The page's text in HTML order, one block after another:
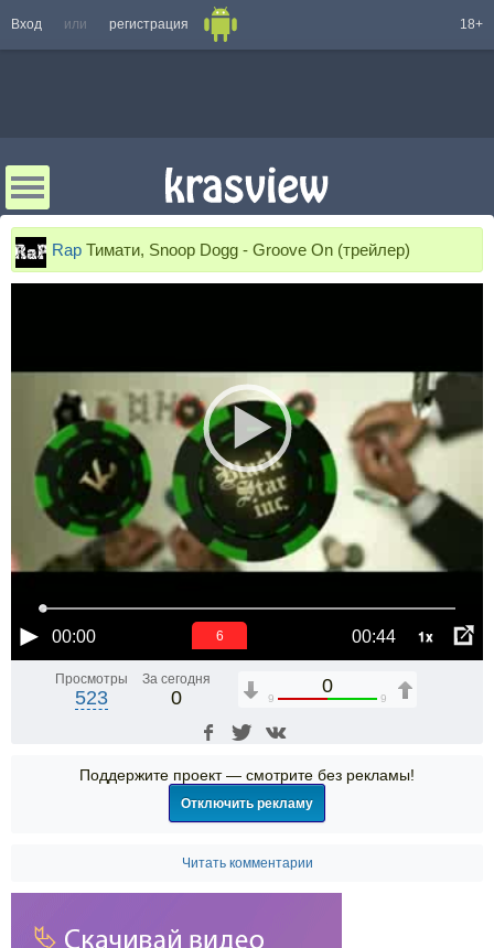
Вход или регистрация 18+
Rap Тимати, Snoop Dogg - Groove On (трейлер)
00:00 00:44 1x
6
Просмотры
523
За сегодня
0
0
9 9
Поддержите проект — смотрите без рекламы!
Отключить рекламу
Читать комментарии